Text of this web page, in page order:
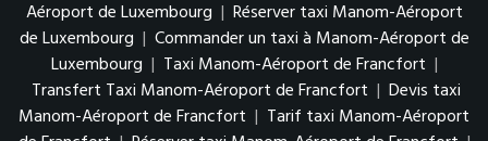
Aéroport de Luxembourg | Réserver taxi Manom-Aéroport
de Luxembourg | Commander un taxi à Manom-Aéroport de
Luxembourg | Taxi Manom-Aéroport de Francfort |
Transfert Taxi Manom-Aéroport de Francfort | Devis taxi
Manom-Aéroport de Francfort | Tarif taxi Manom-Aéroport